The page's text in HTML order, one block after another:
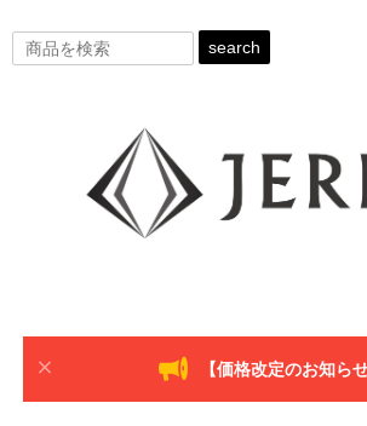
search
【価格改定のお知らせ